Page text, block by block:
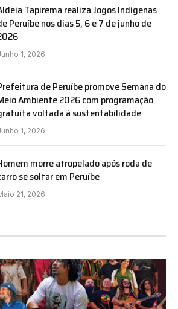
Tapirema realiza Jogos Indígenas
Peruíbe nos dias 5, 6 e 7 de junho de
1, 2026
de Peruíbe promove Semana do
Ambiente 2026 com programação
voltada à sustentabilidade
1, 2026
morre atropelado após roda de
se soltar em Peruíbe
21, 2026